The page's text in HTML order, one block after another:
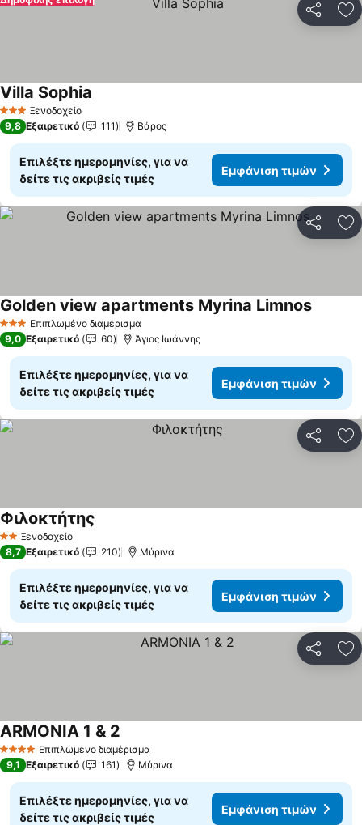
3 ΑστέριαΞενοδοχείο
Villa Sophia
9,8 Εξαιρετικό 111 Βάρος
Επιλέξτε ημερομηνίες, για να
δείτε τις ακριβείς τιμές
Εμφάνιση τιμών
3 ΑστέριαΕπιπλωμένο διαμέρισμα
Golden view apartments Myrina Limnos
9,0 Εξαιρετικό 60 Άγιος Ιωάννης
Επιλέξτε ημερομηνίες, για να
δείτε τις ακριβείς τιμές
Εμφάνιση τιμών
2 ΑστέριαΞενοδοχείο
Φιλοκτήτης
8,7 Εξαιρετικό 210 Μύρινα
Επιλέξτε ημερομηνίες, για να
δείτε τις ακριβείς τιμές
Εμφάνιση τιμών
4 ΑστέριαΕπιπλωμένο διαμέρισμα
ARMONIA 1 & 2
9,1 Εξαιρετικό 161 Μύρινα
Επιλέξτε ημερομηνίες, για να
δείτε τις ακριβείς τιμές
Εμφάνιση τιμών